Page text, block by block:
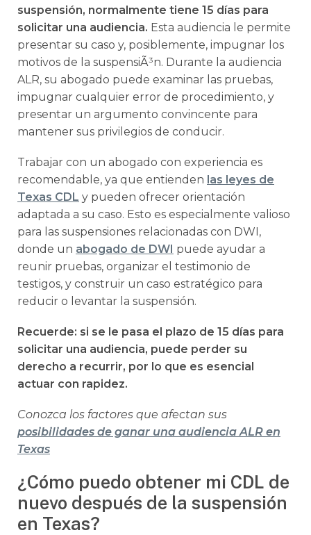
suspensión, normalmente tiene 15 días para
solicitar una audiencia. Esta audiencia le permite
presentar su caso y, posiblemente, impugnar los
motivos de la suspensiÃ³n. Durante la audiencia
ALR, su abogado puede examinar las pruebas,
impugnar cualquier error de procedimiento, y
presentar un argumento convincente para
mantener sus privilegios de conducir.
Trabajar con un abogado con experiencia es
recomendable, ya que entienden las leyes de
Texas CDL y pueden ofrecer orientación
adaptada a su caso. Esto es especialmente valioso
para las suspensiones relacionadas con DWI,
donde un abogado de DWI puede ayudar a
reunir pruebas, organizar el testimonio de
testigos, y construir un caso estratégico para
reducir o levantar la suspensión.
Recuerde: si se le pasa el plazo de 15 días para
solicitar una audiencia, puede perder su
derecho a recurrir, por lo que es esencial
actuar con rapidez.
Conozca los factores que afectan sus
posibilidades de ganar una audiencia ALR en
Texas
¿Cómo puedo obtener mi CDL de
nuevo después de la suspensión
en Texas?